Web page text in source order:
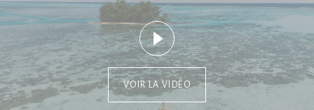
VOIR LA VIDÉO